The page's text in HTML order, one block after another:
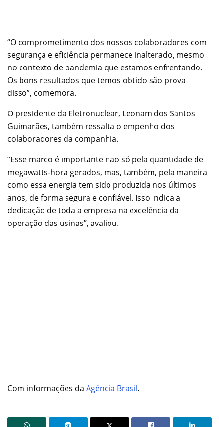
“O comprometimento dos nossos colaboradores com
segurança e eficiência permanece inalterado, mesmo
no contexto de pandemia que estamos enfrentando.
Os bons resultados que temos obtido são prova
disso”, comemora.
O presidente da Eletronuclear, Leonam dos Santos
Guimarães, também ressalta o empenho dos
colaboradores da companhia.
“Esse marco é importante não só pela quantidade de
megawatts-hora gerados, mas, também, pela maneira
como essa energia tem sido produzida nos últimos
anos, de forma segura e confiável. Isso indica a
dedicação de toda a empresa na excelência da
operação das usinas”, avaliou.
Com informações da Agência Brasil.